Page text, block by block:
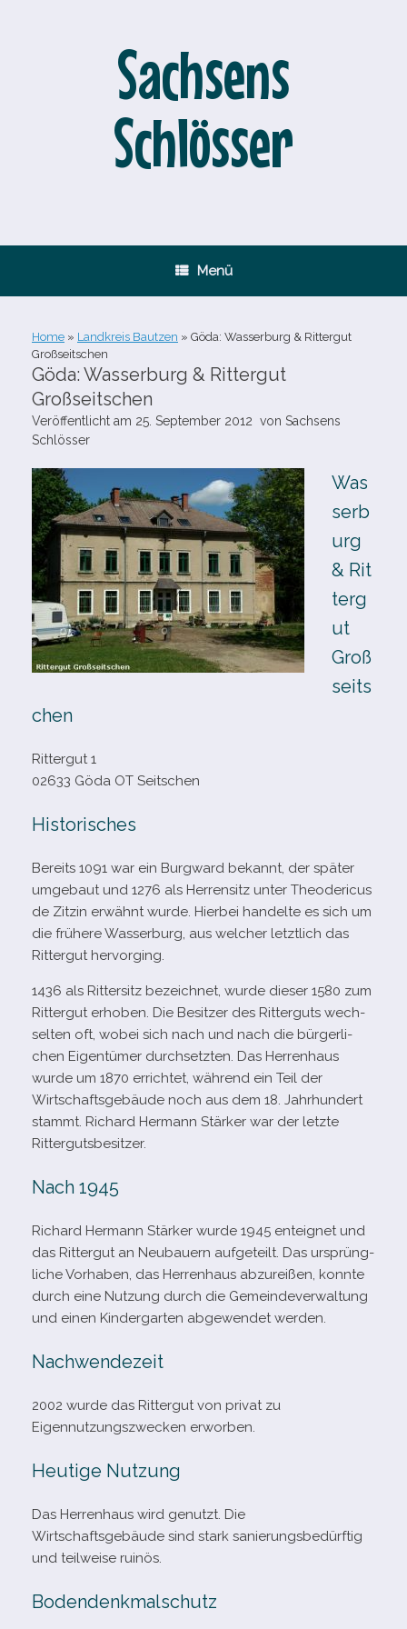
Sachsens
Schlösser
Menü
Home » Landkreis Bautzen » Göda: Wasserburg & Rittergut
Großseitschen
Göda: Wasserburg & Rittergut
Großseitschen
Veröffentlicht am 25. September 2012 von Sachsens
Schlösser
Was
serb
urg
& Rit
terg
ut
Groß
seits
chen
Rittergut 1
02633 Göda OT Seitschen
Historisches
Bereits 1091 war ein Burgward bekannt, der spä­ter
umge­baut und 1276 als Herrensitz unter Theodericus
de Zitzin erwähnt wurde. Hierbei han­delte es sich um
die frü­here Wasserburg, aus wel­cher letzt­lich das
Rittergut hervorging.
1436 als Rittersitz bezeich­net, wurde die­ser 1580 zum
Rittergut erho­ben. Die Besitzer des Ritterguts wech­
sel­ten oft, wobei sich nach und nach die bür­ger­li­
chen Eigentümer durch­setz­ten. Das Herrenhaus
wurde um 1870 errich­tet, wäh­rend ein Teil der
Wirtschaftsgebäude noch aus dem 18. Jahrhundert
stammt. Richard Hermann Stärker war der letzte
Rittergutsbesitzer.
Nach 1945
Richard Hermann Stärker wurde 1945 ent­eig­net und
das Rittergut an Neubauern auf­ge­teilt. Das ursprüng­
li­che Vorhaben, das Herrenhaus abzu­rei­ßen, konnte
durch eine Nutzung durch die Gemeindeverwaltung
und einen Kindergarten abge­wen­det werden.
Nachwendezeit
2002 wurde das Rittergut von pri­vat zu
Eigennutzungszwecken erworben.
Heutige Nutzung
Das Herrenhaus wird genutzt. Die
Wirtschaftsgebäude sind stark sanie­rungs­be­dürf­tig
und teil­weise ruinös.
Bodendenkmalschutz